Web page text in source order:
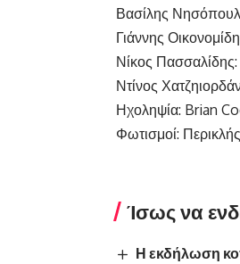
Βασίλης
Γιάννης
Νίκος
Ντίνος
Ηχοληψία: Brian
Φωτισμοί:
Ίσως να
Η εκδήλωση